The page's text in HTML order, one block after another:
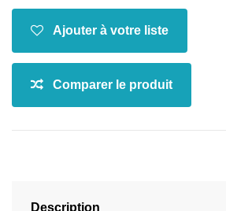
Description